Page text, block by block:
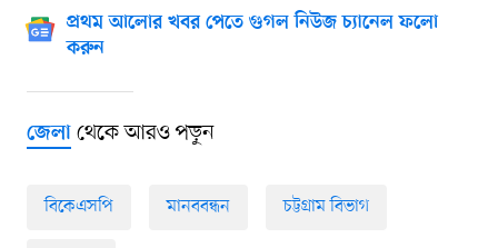
প্রথম আলোর খবর পেতে গুগল নিউজ চ্যানেল ফলো
করুন
জেলাথেকে আরও পড়ুন
বিকেএসপি মানববন্ধন চট্টগ্রাম বিভাগ